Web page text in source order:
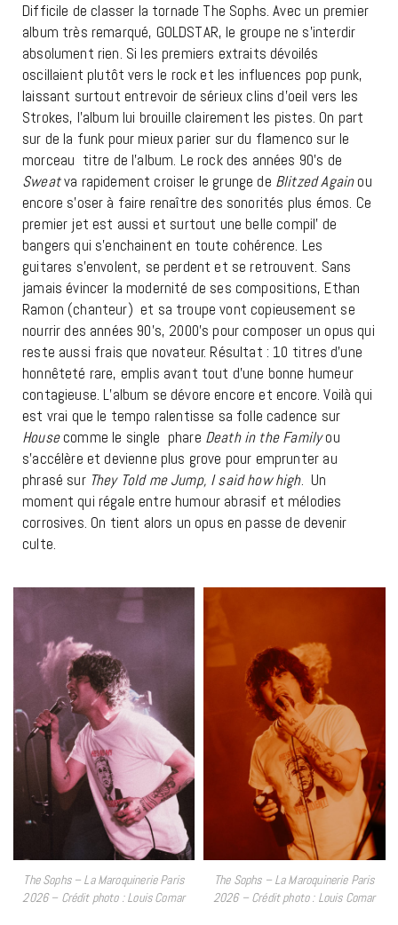
Difficile de classer la tornade The Sophs. Avec un premier
album très remarqué, GOLDSTAR, le groupe ne s’interdir
absolument rien. Si les premiers extraits dévoilés
oscillaient plutôt vers le rock et les influences pop punk,
laissant surtout entrevoir de sérieux clins d’oeil vers les
Strokes, l’album lui brouille clairement les pistes. On part
sur de la funk pour mieux parier sur du flamenco sur le
morceau titre de l’album. Le rock des années 90’s de
Sweatva rapidement croiser le grunge de Blitzed Againou
encore s’oser à faire renaître des sonorités plus émos. Ce
premier jet est aussi et surtout une belle compil’ de
bangers qui s’enchainent en toute cohérence. Les
guitares s’envolent, se perdent et se retrouvent. Sans
jamais évincer la modernité de ses compositions, Ethan
Ramon (chanteur) et sa troupe vont copieusement se
nourrir des années 90’s, 2000’s pour composer un opus qui
reste aussi frais que novateur. Résultat : 10 titres d’une
honnêteté rare, emplis avant tout d’une bonne humeur
contagieuse. L’album se dévore encore et encore. Voilà qui
est vrai que le tempo ralentisse sa folle cadence sur
Housecomme le single phare Death in the Familyou
s’accélère et devienne plus grove pour emprunter au
phrasé sur They Told me Jump, I said how high. Un
moment qui régale entre humour abrasif et mélodies
corrosives. On tient alors un opus en passe de devenir
culte.
The Sophs – La Maroquinerie Paris
2026 – Crédit photo : Louis Comar
The Sophs – La Maroquinerie Paris
2026 – Crédit photo : Louis Comar